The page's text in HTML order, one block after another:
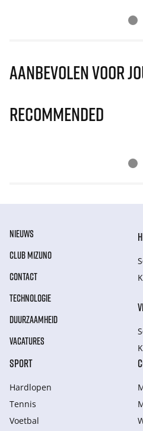
Aanbevolen voor
Recommended
NIEUWS
CLUB MIZUNO
CONTACT
TECHNOLOGIE
DUURZAAMHEID
VACATURES
SPORT
Hardlopen
Tennis
Voetbal